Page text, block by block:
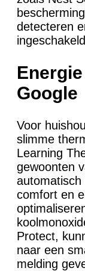
detecteren
Google
Voor
slimme
Learning
gewoonten
comfort en
Protect,
naar een
melding